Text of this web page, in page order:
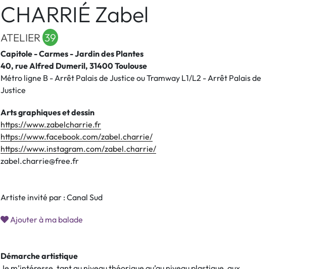
CHARRIÉ Zabel
ATELIER 39
Capitole - Carmes - Jardin des Plantes
40, rue Alfred Dumeril, 31400 Toulouse
Métro ligne B - Arrêt Palais de Justice ou Tramway L1/L2 - Arrêt Palais de
Justice
Arts graphiques et dessin
https://www.zabelcharrie.fr
https://www.facebook.com/zabel.charrie/
https://www.instagram.com/zabel.charrie/
zabel.charrie@free.fr
Artiste invité par : Canal Sud
Ajouter à ma balade
Démarche artistique